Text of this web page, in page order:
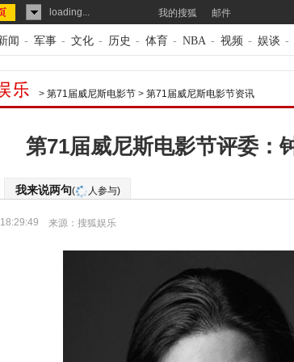
loading... 我的搜狐 邮件
闻 - 军事 - 文化 - 历史 - 体育 - NBA - 视频 - 娱谈 -
> 第71届威尼斯电影节 > 第71届威尼斯电影节资讯
第71届威尼斯电影节评委：
我来说两句( 人参与)
来源： 搜狐娱乐